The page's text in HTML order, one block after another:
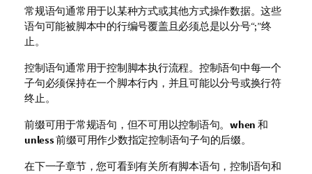
常规语句通常用于以某种方式或其他方式操作数据。这些
语句可能被脚本中的行编号覆盖且必须总是以分号“;”终
止。
控制语句通常用于控制脚本执行流程。控制语句中每一个
子句必须保持在一个脚本行内，并且可能以分号或换行符
终止。
前缀可用于常规语句，但不可用以控制语句。 when 和
unless前缀可用作少数指定控制语句子句的后缀。
在下一子章节，您可看到有关所有脚本语句，控制语句和